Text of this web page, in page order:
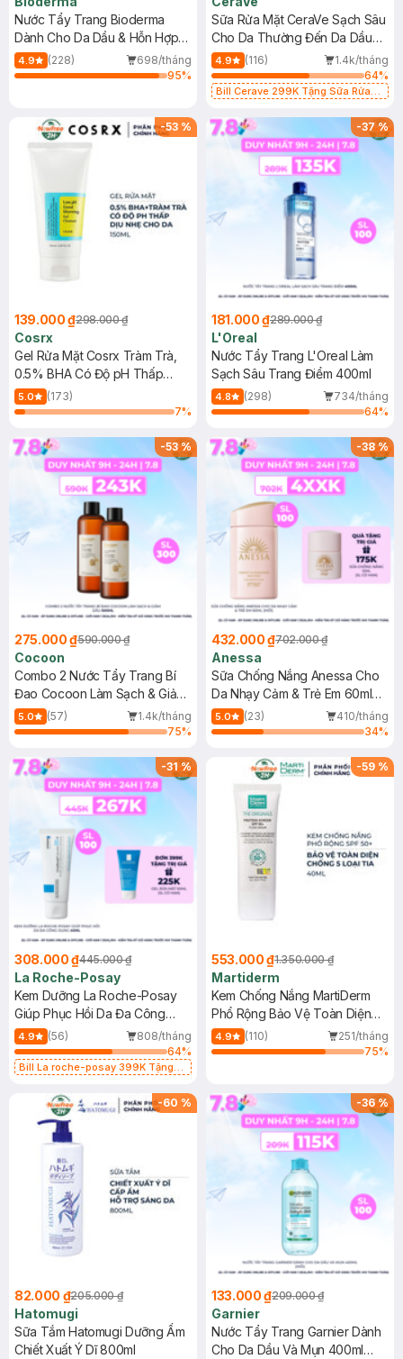
Nước Tẩy Trang Bioderma
Dành Cho Da Dầu & Hỗn Hợp
500ml
4.9 (228)
698/tháng
95%
Sữa Rửa Mặt CeraVe Sạch Sâu
Cho Da Thường Đến Da Dầu
473ml
4.9 (116)
1.4k/tháng
64%
Bill Cerave 299K Tặng Sữa Rửa
-53 %
139.000 ₫298.000 ₫
Cosrx
Gel Rửa Mặt Cosrx Tràm Trà,
0.5% BHA Có Độ pH Thấp
150ml
5.0
(173)
7%
-37%
181.000 ₫289.000 ₫
L'Oreal
Nước Tẩy Trang L'Oreal Làm
Sạch Sâu Trang Điểm 400ml
4.8 (298)
734/tháng
64%
-53%
275.000 ₫590.000 ₫
Cocoon
Combo 2 Nước Tẩy Trang Bí
Đao Cocoon Làm Sạch & Giảm
Dầu 500ml
5.0 (57)
1.4k/tháng
75%
-38%
432.000 ₫702.000 ₫
Anessa
Sữa Chống Nắng Anessa Cho
Da Nhạy Cảm & Trẻ Em 60ml
(Mới)
5.0 (23)
410/tháng
34%
-31%
308.000 ₫445.000 ₫
La Roche-Posay
Kem Dưỡng La Roche-Posay
Giúp Phục Hồi Da Đa Công
Dụng 40ml
4.9 (56)
808/tháng
64%
Bill La roche-posay 399K Tặng
(SL có hạn)
-59 %
553.000 ₫1.350.000 ₫
Martiderm
Kem Chống Nắng MartiDerm
Phổ Rộng Bảo Vệ Toàn Diện
40ml
4.9 (110)
251/tháng
75%
-60 %
82.000 ₫205.000 ₫
Hatomugi
Sữa Tắm Hatomugi Dưỡng Ẩm
Chiết Xuất Ý Dĩ 800ml
-36%
133.000 ₫209.000 ₫
Garnier
Nước Tẩy Trang Garnier Dành
Cho Da Dầu Và Mụn 400ml